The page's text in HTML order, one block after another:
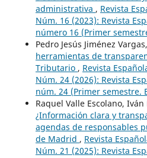
administrativa , Revista
Núm. 16 (2023): Revista
número 16 (Primer
Pedro Jesús Jiménez Vargas,
herramientas de
Tributario , Revista
Núm. 24 (2026): Revista
núm. 24 (Primer semestre.
Raquel Valle Escolano,
¿Información clara y
agendas de responsables
de Madrid , Revista
Núm. 21 (2025): Revista